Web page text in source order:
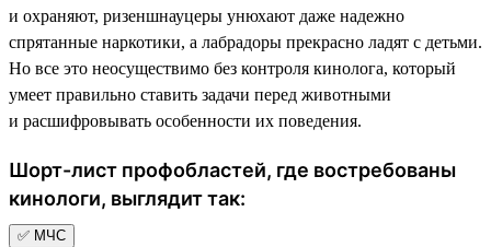
и охраняют, ризеншнауцеры унюхают даже надежно
спрятанные наркотики, а лабрадоры прекрасно ладят с детьми.
Но все это неосуществимо без контроля кинолога, который
умеет правильно ставить задачи перед животными
и расшифровывать особенности их поведения.
Шорт-лист профобластей, где востребованы
кинологи, выглядит так:
✅ МЧС